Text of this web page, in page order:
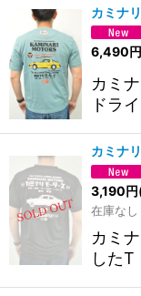
カミナ
6,490円
カミ
ドラ
カミナ
3,190円
在庫なし
カミ
した